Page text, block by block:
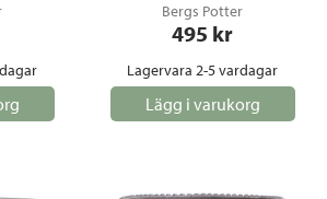
Bergs Potter
495 kr
Lagervara 2-5 vardagar
Lägg i varukorg